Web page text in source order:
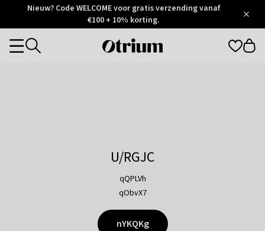
Otrium
Trustpilot
Nieuw? Code WELCOME voor gratis verzending vanaf
€100 + 10% korting.
Otrium
Categories
U/RGJC
qQPLVh
qObvX7
nYKQKg